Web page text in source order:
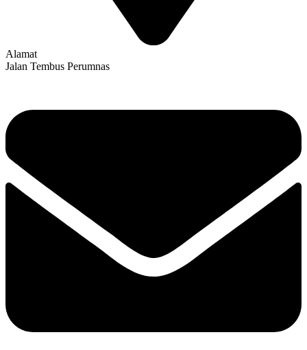
Alamat
Jalan Tembus Perumnas